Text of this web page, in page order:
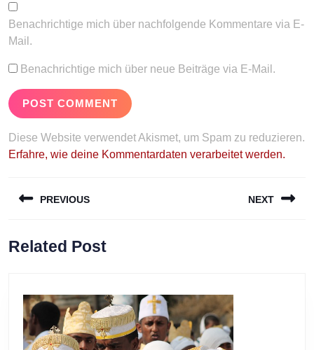
Benachrichtige mich über nachfolgende Kommentare via E-
Mail.
Benachrichtige mich über neue Beiträge via E-Mail.
Diese Website verwendet Akismet, um Spam zu reduzieren.
Erfahre, wie deine Kommentardaten verarbeitet werden.
PREVIOUS
post:
NEXT
Related Post